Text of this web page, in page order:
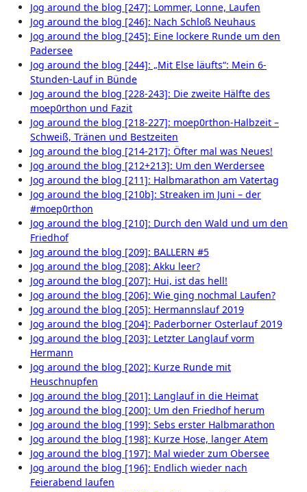
Jog around the blog [247]: Lommer, Lonne, Laufen
Jog around the blog [246]: Nach Schloß Neuhaus
Jog around the blog [245]: Eine lockere Runde um den
Padersee
Jog around the blog [244]: „Mit Else läufts“: Mein 6-
Stunden-Lauf in Bünde
Jog around the blog [228-243]: Die zweite Hälfte des
moep0rthon und Fazit
Jog around the blog [218-227]: moep0rthon-Halbzeit –
Schweiß, Tränen und Bestzeiten
Jog around the blog [214-217]: Öfter mal was Neues!
Jog around the blog [212+213]: Um den Werdersee
Jog around the blog [211]: Halbmarathon am Vatertag
Jog around the blog [210b]: Streaken im Juni – der
#moep0rthon
Jog around the blog [210]: Durch den Wald und um den
Friedhof
Jog around the blog [209]: BALLERN #5
Jog around the blog [208]: Akku leer?
Jog around the blog [207]: Hui, ist das hell!
Jog around the blog [206]: Wie ging nochmal Laufen?
Jog around the blog [205]: Hermannslauf 2019
Jog around the blog [204]: Paderborner Osterlauf 2019
Jog around the blog [203]: Letzter Langlauf vorm
Hermann
Jog around the blog [202]: Kurze Runde mit
Heuschnupfen
Jog around the blog [201]: Langlauf in die Heimat
Jog around the blog [200]: Um den Friedhof herum
Jog around the blog [199]: Sebs erster Halbmarathon
Jog around the blog [198]: Kurze Hose, langer Atem
Jog around the blog [197]: Mal wieder zum Obersee
Jog around the blog [196]: Endlich wieder nach
Feierabend laufen